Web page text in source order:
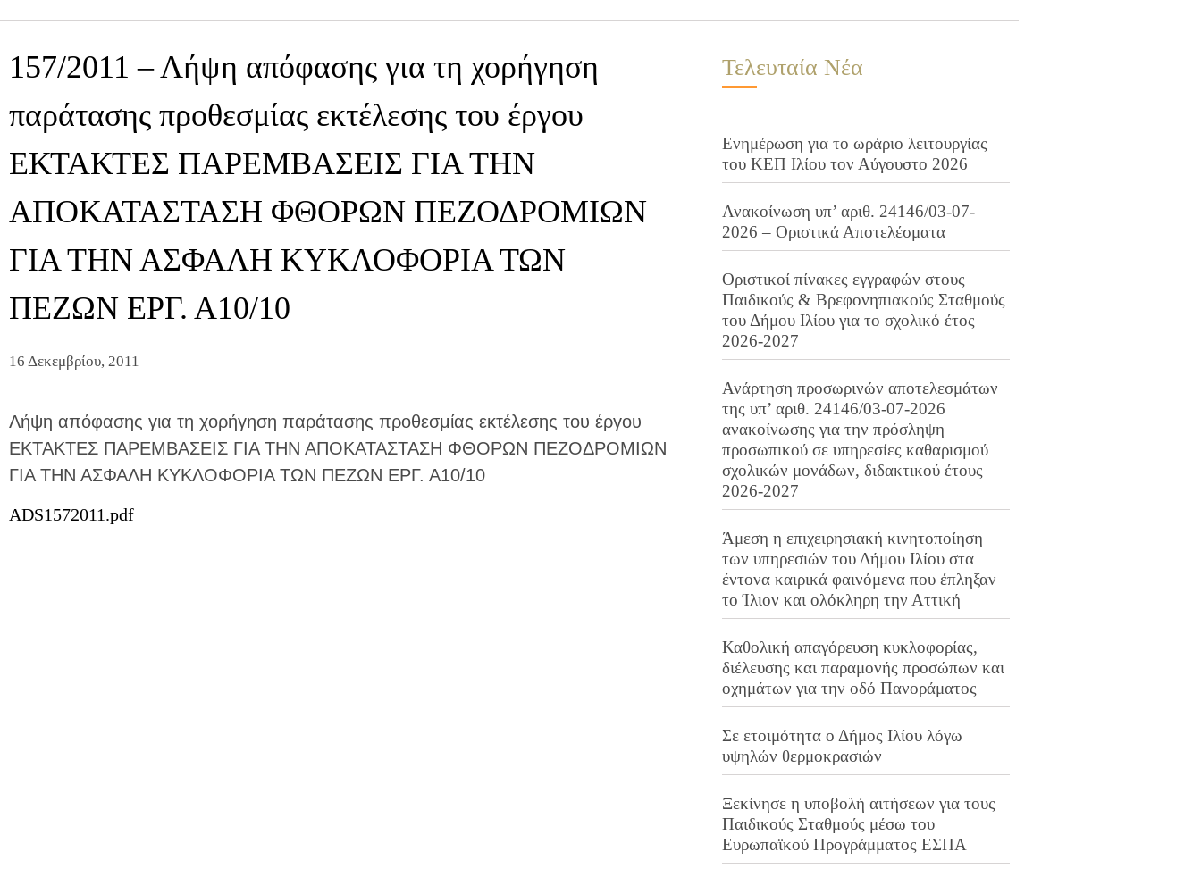
157/2011 – Λήψη απόφασης για τη χορήγηση
παράτασης προθεσμίας εκτέλεσης του έργου
ΕΚΤΑΚΤΕΣ ΠΑΡΕΜΒΑΣΕΙΣ ΓΙΑ ΤΗΝ
ΑΠΟΚΑΤΑΣΤΑΣΗ ΦΘΟΡΩΝ ΠΕΖΟΔΡΟΜΙΩΝ
ΓΙΑ ΤΗΝ ΑΣΦΑΛΗ ΚΥΚΛΟΦΟΡΙΑ ΤΩΝ
ΠΕΖΩΝ ΕΡΓ. Α10/10
16 Δεκεμβρίου, 2011
Λήψη απόφασης για τη χορήγηση παράτασης προθεσμίας εκτέλεσης του έργου
ΕΚΤΑΚΤΕΣ ΠΑΡΕΜΒΑΣΕΙΣ ΓΙΑ ΤΗΝ ΑΠΟΚΑΤΑΣΤΑΣΗ ΦΘΟΡΩΝ ΠΕΖΟΔΡΟΜΙΩΝ
ΓΙΑ ΤΗΝ ΑΣΦΑΛΗ ΚΥΚΛΟΦΟΡΙΑ ΤΩΝ ΠΕΖΩΝ ΕΡΓ. Α10/10
ADS1572011.pdf
Τελευταία Νέα
Ενημέρωση για το ωράριο λειτουργίας
του ΚΕΠ Ιλίου τον Αύγουστο 2026
Ανακοίνωση υπ’ αριθ. 24146/03-07-
2026 – Οριστικά Αποτελέσματα
Οριστικοί πίνακες εγγραφών στους
Παιδικούς & Βρεφονηπιακούς Σταθμούς
του Δήμου Ιλίου για το σχολικό έτος
2026-2027
Ανάρτηση προσωρινών αποτελεσμάτων
της υπ’ αριθ. 24146/03-07-2026
ανακοίνωσης για την πρόσληψη
προσωπικού σε υπηρεσίες καθαρισμού
σχολικών μονάδων, διδακτικού έτους
2026-2027
Άμεση η επιχειρησιακή κινητοποίηση
των υπηρεσιών του Δήμου Ιλίου στα
έντονα καιρικά φαινόμενα που έπληξαν
το Ίλιον και ολόκληρη την Αττική
Καθολική απαγόρευση κυκλοφορίας,
διέλευσης και παραμονής προσώπων και
οχημάτων για την οδό Πανοράματος
Σε ετοιμότητα ο Δήμος Ιλίου λόγω
υψηλών θερμοκρασιών
Ξεκίνησε η υποβολή αιτήσεων για τους
Παιδικούς Σταθμούς μέσω του
Ευρωπαϊκού Προγράμματος ΕΣΠΑ